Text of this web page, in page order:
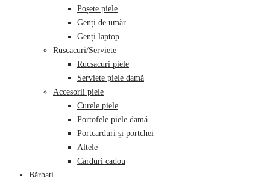
Poșete piele
Genți de umăr
Genți laptop
Ruscacuri/Serviete
Rucsacuri piele
Serviete piele damă
Accesorii piele
Curele piele
Portofele piele damă
Portcarduri și portchei
Altele
Carduri cadou
Bărbați